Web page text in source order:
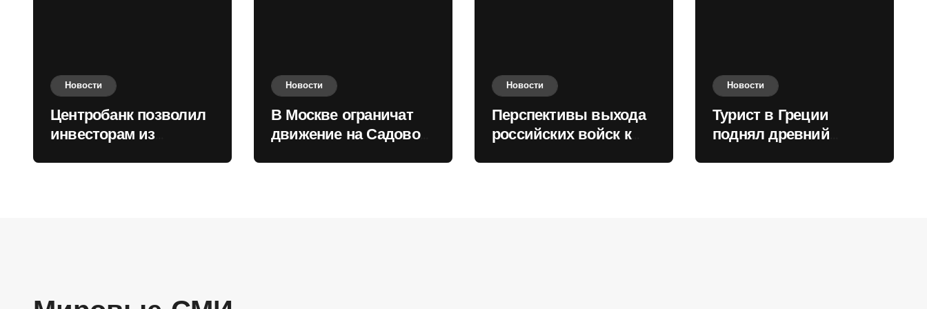
Новости
Центробанк позволил
инвесторам из
Новости
В Москве ограничат
движение на Садовом
Новости
Перспективы выхода
российских войск к
Новости
Турист в Греции
поднял древний